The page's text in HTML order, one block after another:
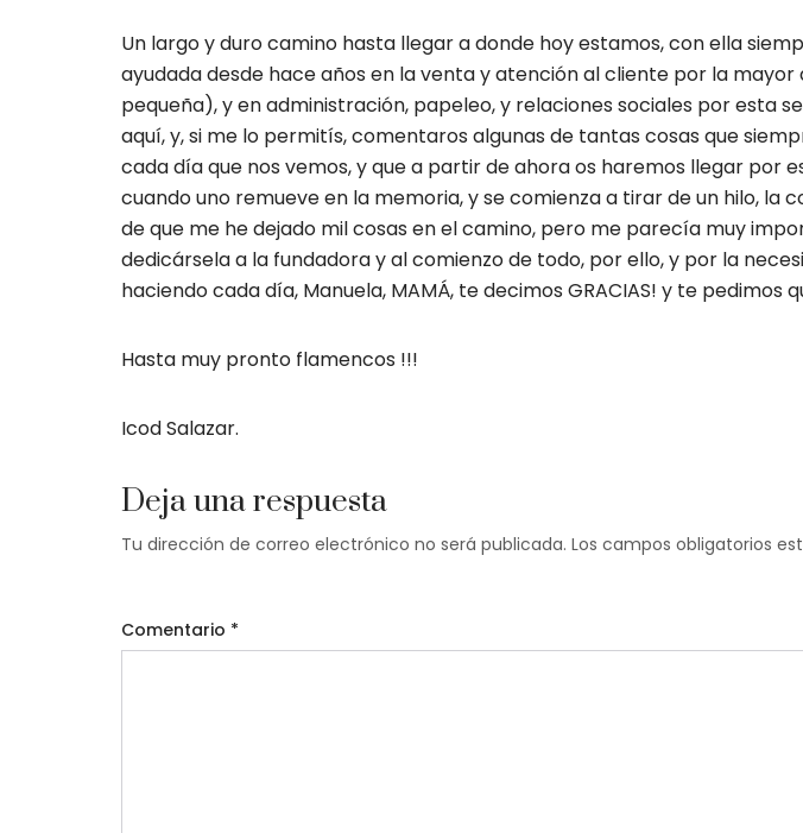
Un largo y duro camino hasta llegar a donde hoy estamos, con ella
ayudada desde hace años en la venta y atención al cliente por la
pequeña), y en administración, papeleo, y relaciones sociales por esta
aquí, y, si me lo permitís, comentaros algunas de tantas cosas que
cada día que nos vemos, y que a partir de ahora os haremos llegar por
cuando uno remueve en la memoria, y se comienza a tirar de un hilo, la
de que me he dejado mil cosas en el camino, pero me parecía muy
dedicársela a la fundadora y al comienzo de todo, por ello, y por la
haciendo cada día, Manuela, MAMÁ, te decimos GRACIAS! y te
Hasta muy pronto flamencos !!!
Icod Salazar.
Deja una respuesta
Tu dirección de correo electrónico no será publicada. Los campos obligatorios
Comentario *